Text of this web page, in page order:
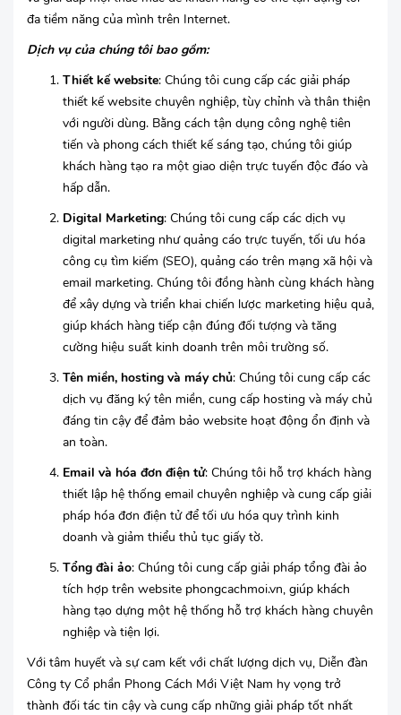
đa tiềm năng của mình trên Internet.
Dịch vụ của chúng tôi bao gồm:
Thiết kế website: Chúng tôi cung cấp các giải pháp
thiết kế website chuyên nghiệp, tùy chỉnh và thân thiện
với người dùng. Bằng cách tận dụng công nghệ tiên
tiến và phong cách thiết kế sáng tạo, chúng tôi giúp
khách hàng tạo ra một giao diện trực tuyến độc đáo và
hấp dẫn.
Digital Marketing: Chúng tôi cung cấp các dịch vụ
digital marketing như quảng cáo trực tuyến, tối ưu hóa
công cụ tìm kiếm (SEO), quảng cáo trên mạng xã hội và
email marketing. Chúng tôi đồng hành cùng khách hàng
để xây dựng và triển khai chiến lược marketing hiệu quả,
giúp khách hàng tiếp cận đúng đối tượng và tăng
cường hiệu suất kinh doanh trên môi trường số.
Tên miền, hosting và máy chủ: Chúng tôi cung cấp các
dịch vụ đăng ký tên miền, cung cấp hosting và máy chủ
đáng tin cậy để đảm bảo website hoạt động ổn định và
an toàn.
Email và hóa đơn điện tử: Chúng tôi hỗ trợ khách hàng
thiết lập hệ thống email chuyên nghiệp và cung cấp giải
pháp hóa đơn điện tử để tối ưu hóa quy trình kinh
doanh và giảm thiểu thủ tục giấy tờ.
Tổng đài ảo: Chúng tôi cung cấp giải pháp tổng đài ảo
tích hợp trên website phongcachmoi.vn, giúp khách
hàng tạo dựng một hệ thống hỗ trợ khách hàng chuyên
nghiệp và tiện lợi.
Với tâm huyết và sự cam kết với chất lượng dịch vụ, Diễn đàn
Công ty Cổ phần Phong Cách Mới Việt Nam hy vọng trở
thành đối tác tin cậy và cung cấp những giải pháp tốt nhất